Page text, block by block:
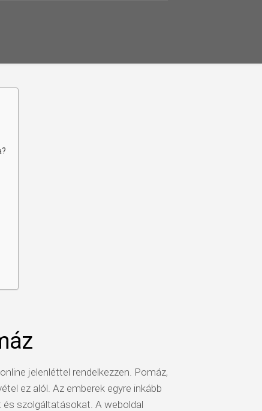
jelenléttel rendelkezzen. Pomáz,
ez alól. Az emberek egyre inkább
szolgáltatásokat. A weboldal